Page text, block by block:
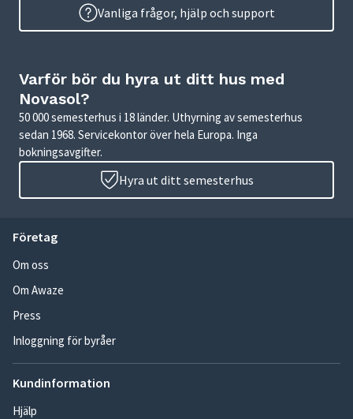
Vanliga frågor, hjälp och support
Varför bör du hyra ut ditt hus med
Novasol?
50 000 semesterhus i 18 länder. Uthyrning av semesterhus
sedan 1968. Servicekontor över hela Europa. Inga
bokningsavgifter.
Hyra ut ditt semesterhus
Företag
Om oss
Om Awaze
Press
Inloggning för byråer
Kundinformation
Hjälp